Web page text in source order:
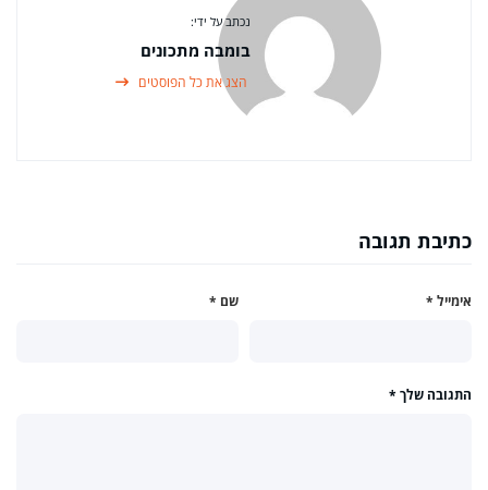
נכתב על ידי:
בומבה מתכונים
הצג את כל הפוסטים
כתיבת תגובה
שם * אימייל *
התגובה שלך *